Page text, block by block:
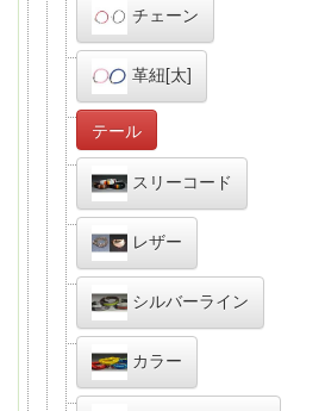
チェーン
革紐[太]
テール
スリーコード
レザー
シルバーライン
カラー